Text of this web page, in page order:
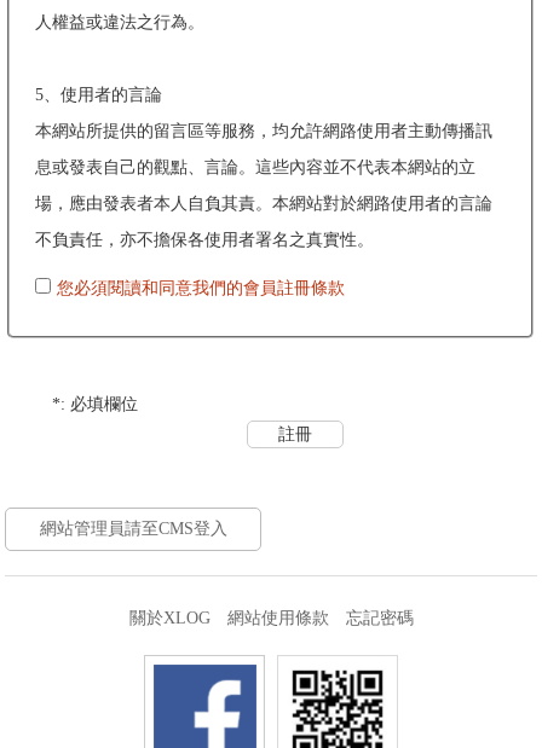
人權益或違法之行為。
5、使用者的言論
本網站所提供的留言區等服務，均允許網路使用者主動傳播訊
息或發表自己的觀點、言論。這些內容並不代表本網站的立
場，應由發表者本人自負其責。本網站對於網路使用者的言論
不負責任，亦不擔保各使用者署名之真實性。
您必須閱讀和同意我們的會員註冊條款
*: 必填欄位
網站管理員請至CMS登入
關於XLOG 網站使用條款 忘記密碼